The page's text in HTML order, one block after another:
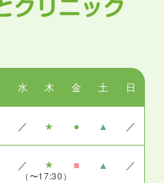
水 木 金 土 日
／ ★ ● ▲ ／
／ ★
（〜17:30）
■ ▲ ／